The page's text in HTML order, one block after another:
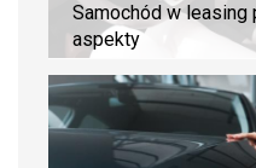
Samochód w
aspekty